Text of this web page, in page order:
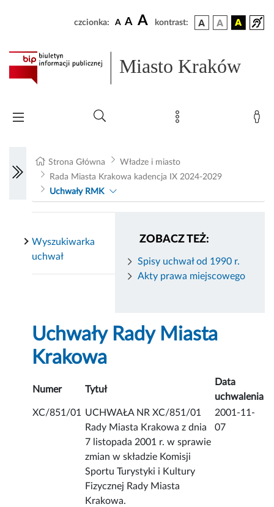
czcionka: A A A kontrast:
Miasto Kraków
Strona Główna
Władze i miasto
Rada Miasta Krakowa kadencja IX 2024-2029
Uchwały RMK
ZOBACZ TEŻ:
Spisy uchwał od 1990 r.
Akty prawa miejscowego
Wyszukiwarka
uchwał
Uchwały Rady Miasta
Krakowa
Numer Tytuł
Data
uchwalenia
XC/851/01
UCHWAŁA NR XC/851/01
Rady Miasta Krakowa z dnia
7 listopada 2001 r. w sprawie
zmian w składzie Komisji
Sportu Turystyki i Kultury
Fizycznej Rady Miasta
Krakowa.
2001-11-
07